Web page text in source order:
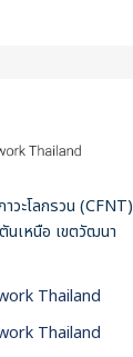
วะโลกรวน (CFNT)
นเหนือ เขตวัฒนา
Thailand
Thailand